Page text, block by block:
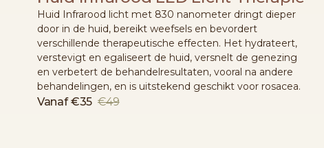
Huid Infrarood licht met 830 nanometer dringt dieper
door in de huid, bereikt weefsels en bevordert
verschillende therapeutische effecten. Het hydrateert,
verstevigt en egaliseert de huid, versnelt de genezing
en verbetert de behandelresultaten, vooral na andere
behandelingen, en is uitstekend geschikt voor rosacea.
Vanaf €35 €49